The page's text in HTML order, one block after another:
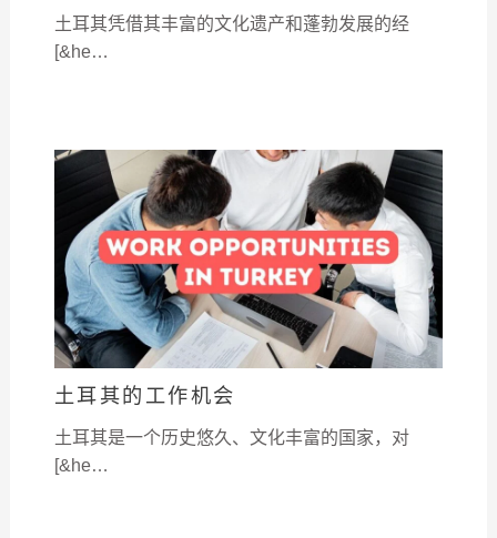
土耳其凭借其丰富的文化遗产和蓬勃发展的经
[&he…
土耳其的工作机会
土耳其是一个历史悠久、文化丰富的国家，对
[&he…